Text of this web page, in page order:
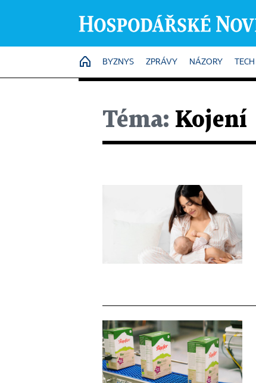
HOME
BYZNYS ZPRÁVY NÁZORY TECH
Téma: Kojení